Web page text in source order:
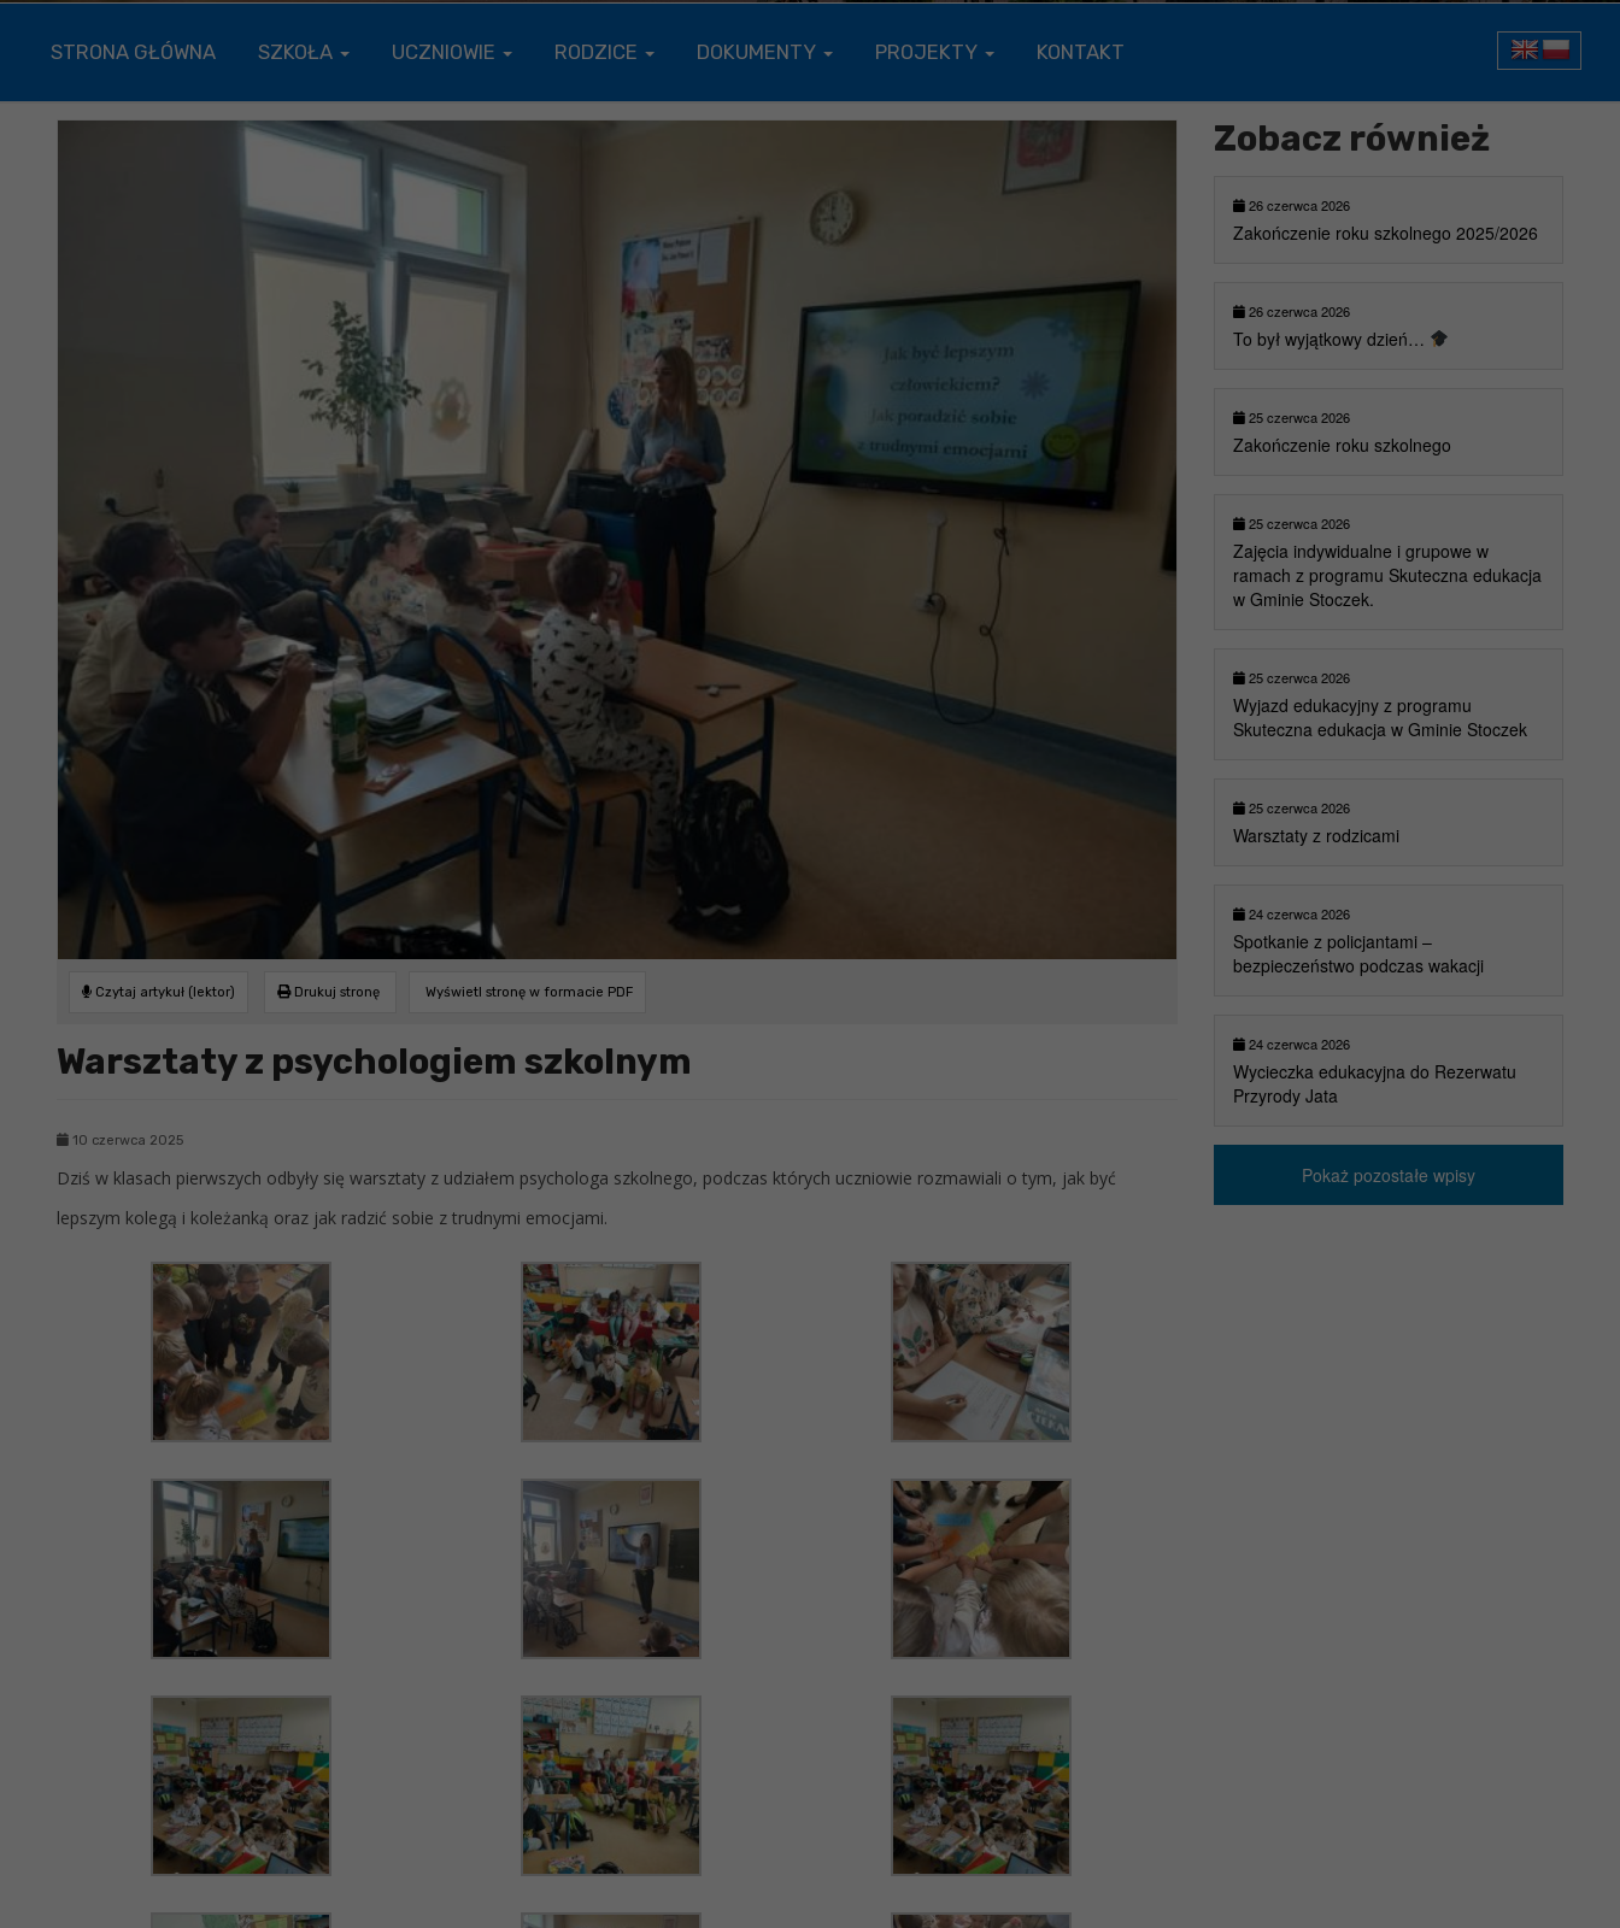
STRONA GŁÓWNA SZKOŁA UCZNIOWIE RODZICE DOKUMENTY PROJEKTY KONTAKT
Czytaj artykuł (lektor) Drukuj stronę Wyświetl stronę w formacie PDF
Warsztaty z psychologiem szkolnym
10 czerwca 2025
Dziś w klasach pierwszych odbyły się warsztaty z udziałem psychologa szkolnego, podczas których uczniowie rozmawiali o tym, jak być
lepszym kolegą i koleżanką oraz jak radzić sobie z trudnymi emocjami.
Zobacz również
26 czerwca 2026
Zakończenie roku szkolnego 2025/2026
26 czerwca 2026
To był wyjątkowy dzień…
25 czerwca 2026
Zakończenie roku szkolnego
25 czerwca 2026
Zajęcia indywidualne i grupowe w
ramach z programu Skuteczna edukacja
w Gminie Stoczek.
25 czerwca 2026
Wyjazd edukacyjny z programu
Skuteczna edukacja w Gminie Stoczek
25 czerwca 2026
Warsztaty z rodzicami
24 czerwca 2026
Spotkanie z policjantami –
bezpieczeństwo podczas wakacji
24 czerwca 2026
Wycieczka edukacyjna do Rezerwatu
Przyrody Jata
Pokaż pozostałe wpisy